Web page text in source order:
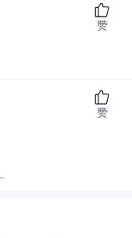
赞
赞